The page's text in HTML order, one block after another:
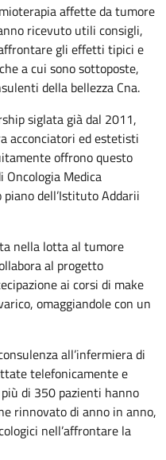
affette da tumore
ricevuto utili consigli,
gli effetti tipici e
a cui sono sottoposte,
della bellezza Cna.
siglata già dal 2011,
acconciatori ed estetisti
offrono questo
Medica
dell’Istituto Addarii
nella lotta al tumore
al progetto
ai corsi di make
omaggiandole con un
all’infermiera di
telefonicamente e
di 350 pazienti hanno
rinnovato di anno in anno,
nell’affrontare la